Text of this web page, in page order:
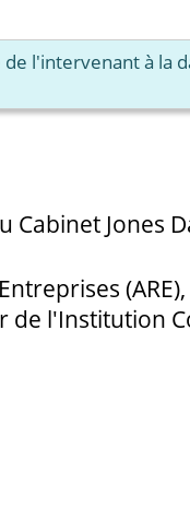
l'intervenant à la
Cabinet Jones
l'Institution